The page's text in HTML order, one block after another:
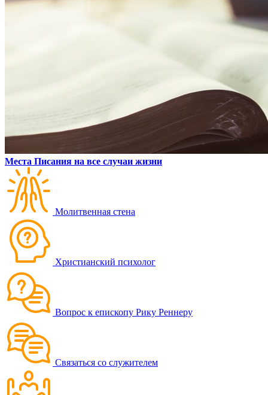
Места Писания на все случаи жизни
Молитвенная стена
Христианский психолог
Вопрос к епископу Рику Реннеру
Связаться со служителем